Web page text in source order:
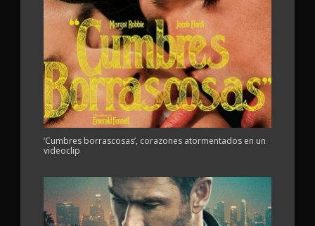
‘Cumbres borrascosas’, corazones atormentados en un
videoclip